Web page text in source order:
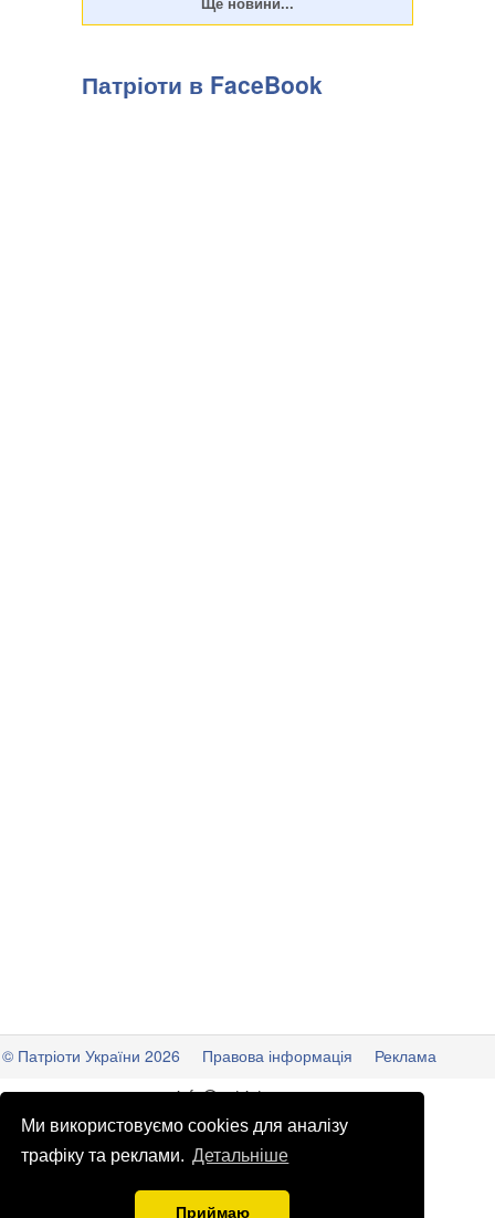
Ми використовуємо cookies для аналізу
трафіку та реклами. Детальніше
Приймаю
Патріоти в FaceBook
© Патріоти України 2026 Правова інформація
Реклама
info@patrioty.org.ua